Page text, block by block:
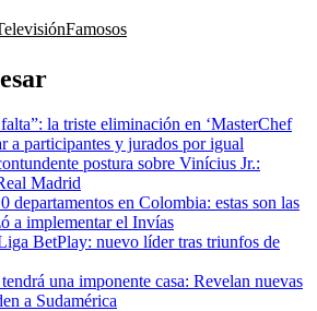
Famosos
la triste eliminación en ‘MasterChef
a participantes y jurados por igual
postura sobre Vinícius Jr.:
Madrid
departamentos en Colombia: estas son las
a implementar el Invías
BetPlay: nuevo líder tras triunfos de
una imponente casa: Revelan nuevas
a Sudamérica